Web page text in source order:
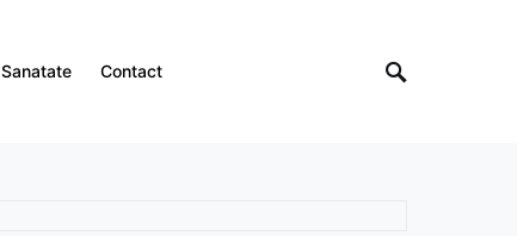
Sanatate Contact